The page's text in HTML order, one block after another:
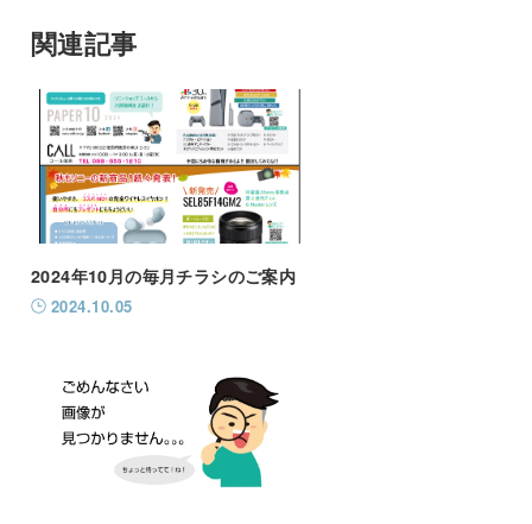
関連記事
2024年10月の毎月チラシのご案内
2024.10.05